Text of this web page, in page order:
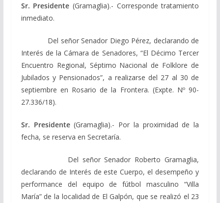
Sr. Presidente (Gramaglia).- Corresponde tratamiento
inmediato.
Del señor Senador Diego Pérez, declarando de
Interés de la Cámara de Senadores, “El Décimo Tercer
Encuentro Regional, Séptimo Nacional de Folklore de
Jubilados y Pensionados”, a realizarse del 27 al 30 de
septiembre en Rosario de la Frontera. (Expte. Nº 90-
27.336/18).
Sr. Presidente(Gramaglia).- Por la proximidad de la
fecha, se reserva en Secretaría.
Del señor Senador Roberto Gramaglia,
declarando de Interés de este Cuerpo, el desempeño y
performance del equipo de fútbol masculino “Villa
María” de la localidad de El Galpón, que se realizó el 23